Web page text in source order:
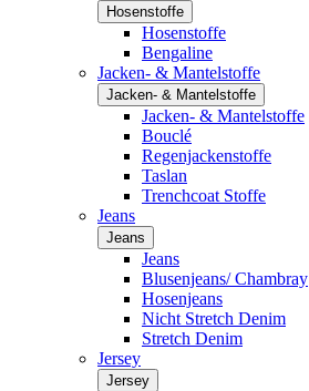
Hosenstoffe
Hosenstoffe
Bengaline
Jacken- & Mantelstoffe
Jacken- & Mantelstoffe
Jacken- & Mantelstoffe
Bouclé
Regenjackenstoffe
Taslan
Trenchcoat Stoffe
Jeans
Jeans
Jeans
Blusenjeans/ Chambray
Hosenjeans
Nicht Stretch Denim
Stretch Denim
Jersey
Jersey